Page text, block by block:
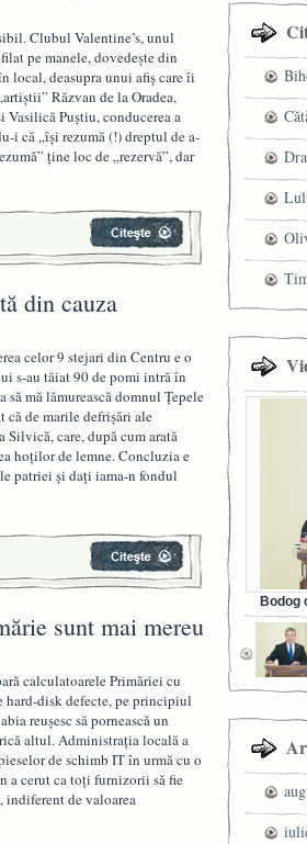
Clubul Valentine’s, unul
pe manele, dovedeşte din
local, deasupra unui afiş care îi
Răzvan de la Oradea,
Vasilică Puştiu, conducerea a
i că „îşi rezumă (!) dreptul de a-
ţine loc de „rezervă”, dar
din cauza
celor 9 stejari din Centru e o
s-au tăiat 90 de pomi intră în
mă lămurească domnul Ţepele
că de marile defrişări ale
care, după cum arată
hoţilor de lemne. Concluzia e
patriei şi daţi iama-n fondul
sunt mai mereu
calculatoarele Primăriei cu
hard-disk defecte, pe principiul
reuşesc să pornească un
altul. Administraţia locală a
de schimb IT în urmă cu o
a cerut ca toţi furnizorii să fie
de valoarea
Bodog